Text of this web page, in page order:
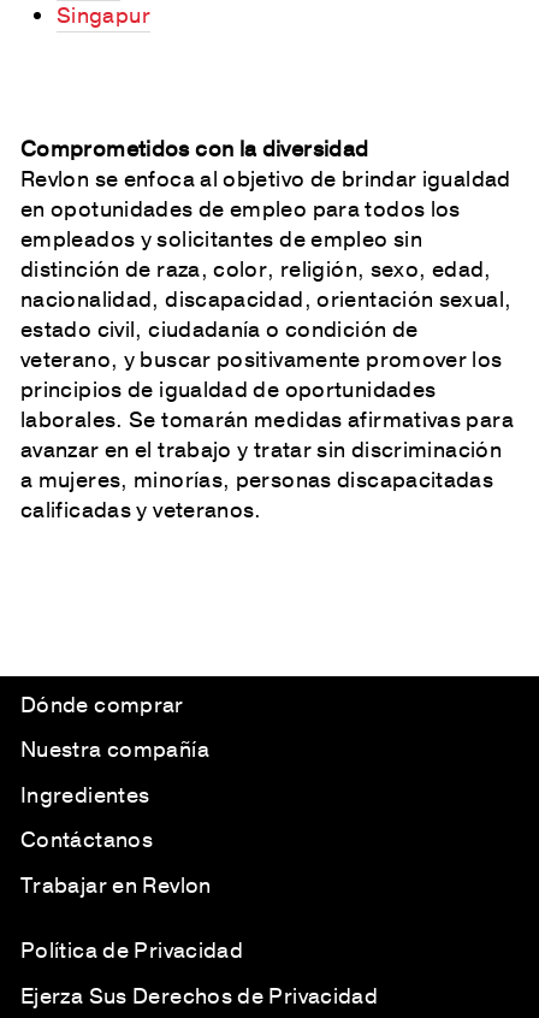
Singapur
Comprometidos con la diversidad
Revlon se enfoca al objetivo de brindar igualdad
en opotunidades de empleo para todos los
empleados y solicitantes de empleo sin
distinción de raza, color, religión, sexo, edad,
nacionalidad, discapacidad, orientación sexual,
estado civil, ciudadanía o condición de
veterano, y buscar positivamente promover los
principios de igualdad de oportunidades
laborales. Se tomarán medidas afirmativas para
avanzar en el trabajo y tratar sin discriminación
a mujeres, minorías, personas discapacitadas
calificadas y veteranos.
Dónde comprar
Nuestra compañía
Ingredientes
Contáctanos
Trabajar en Revlon
Política de Privacidad
Ejerza Sus Derechos de Privacidad